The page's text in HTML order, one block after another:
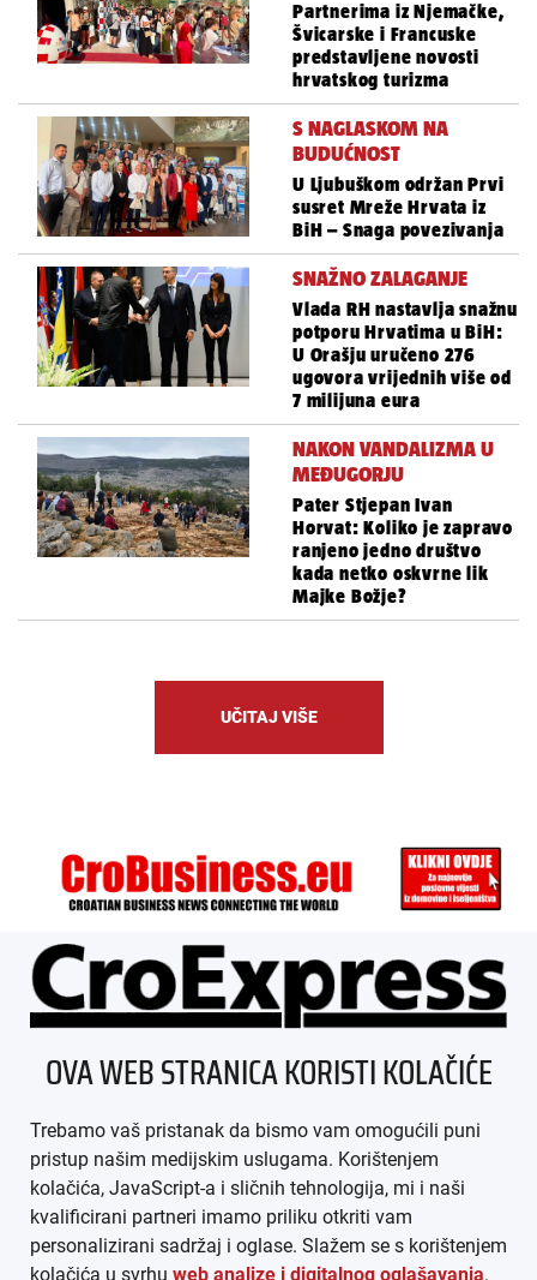
Partnerima iz Njemačke,
Švicarske i Francuske
predstavljene novosti
hrvatskog turizma
S NAGLASKOM NA
BUDUĆNOST
U Ljubuškom održan Prvi
susret Mreže Hrvata iz
BiH – Snaga povezivanja
SNAŽNO ZALAGANJE
Vlada RH nastavlja snažnu
potporu Hrvatima u BiH:
U Orašju uručeno 276
ugovora vrijednih više od
7 milijuna eura
NAKON VANDALIZMA U
MEĐUGORJU
Pater Stjepan Ivan
Horvat: Koliko je zapravo
ranjeno jedno društvo
kada netko oskvrne lik
Majke Božje?
UČITAJ VIŠE
ÜBER UNS
IMPRESSUM
AGB
DATENSCHUTZ
MEDIADATEN
OVA WEB STRANICA KORISTI KOLAČIĆE
Trebamo vaš pristanak da bismo vam omogućili puni
pristup našim medijskim uslugama. Korištenjem
kolačića, JavaScript-a i sličnih tehnologija, mi i naši
kvalificirani partneri imamo priliku otkriti vam
personalizirani sadržaj i oglase. Slažem se s korištenjem
kolačića u svrhu web analize i digitalnog oglašavanja.